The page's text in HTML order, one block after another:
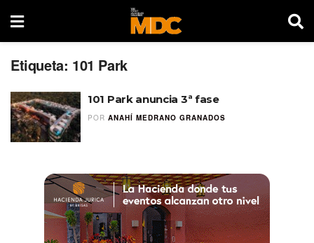
Etiqueta: 101 Park
101 Park anuncia 3ª fase
POR ANAHÍ MEDRANO GRANADOS